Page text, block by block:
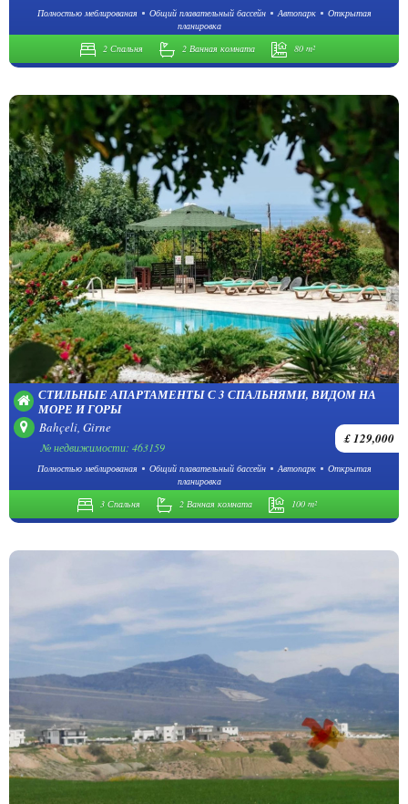
Полностью меблированая Общий плавательный бассейн Автопарк
Открытая
планировка
2 Спальня
2 Ванная комната 80 m²
СТИЛЬНЫЕ АПАРТАМЕНТЫ С 3 СПАЛЬНЯМИ, ВИДОМ НА
МОРЕ И ГОРЫ
Bahçeli, Girne
£ 129,000
№ недвижимости: 463159
Полностью меблированая Общий плавательный бассейн Автопарк
Открытая
планировка
3 Спальня
2 Ванная комната 100 m²